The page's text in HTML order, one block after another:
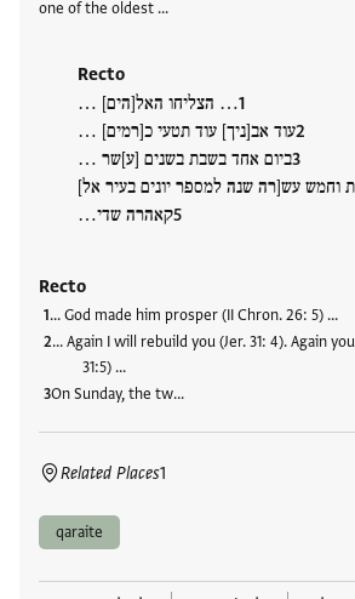
one of the oldest …
Recto
… הצליחו האל[הים] …
עוד אב[ניך] עוד תטעי כ[רמים] …
ביום אחד בשבת בשנים [ע]שר …
וחמש עש[רה שנה למספר יונים בעיר אל]
קאהרה שדי…
Recto
… God made him prosper (II Chron. 26: 5) …
… Again I will rebuild you (Jer. 31: 4). Again
31:5) …
On Sunday, the tw…
Related Places1
qaraite